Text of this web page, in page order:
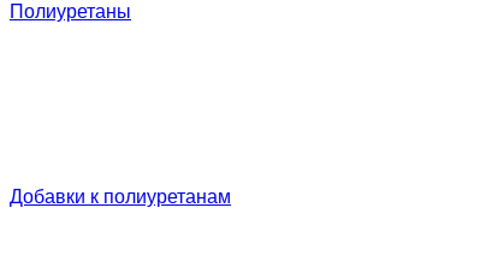
Полиуретаны
Добавки к полиуретанам